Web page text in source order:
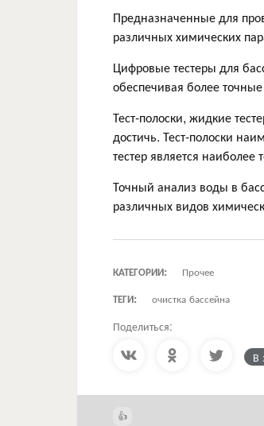
Предназначенные для
различных химических
Цифровые тестеры для
обеспечивая более
Тест-полоски, жидкие
достичь. Тест-полоски
тестер является
Точный анализ воды в
различных видов
КАТЕГОРИИ:
Прочее
ТЕГИ:
очистка бассейна
Поделиться:
В